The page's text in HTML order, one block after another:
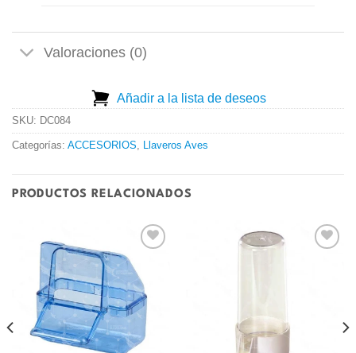
Valoraciones (0)
Añadir a la lista de deseos
SKU: DC084
Categorías: ACCESORIOS Llaveros Aves
PRODUCTOS RELACIONADOS
Añadir
a la
lista de